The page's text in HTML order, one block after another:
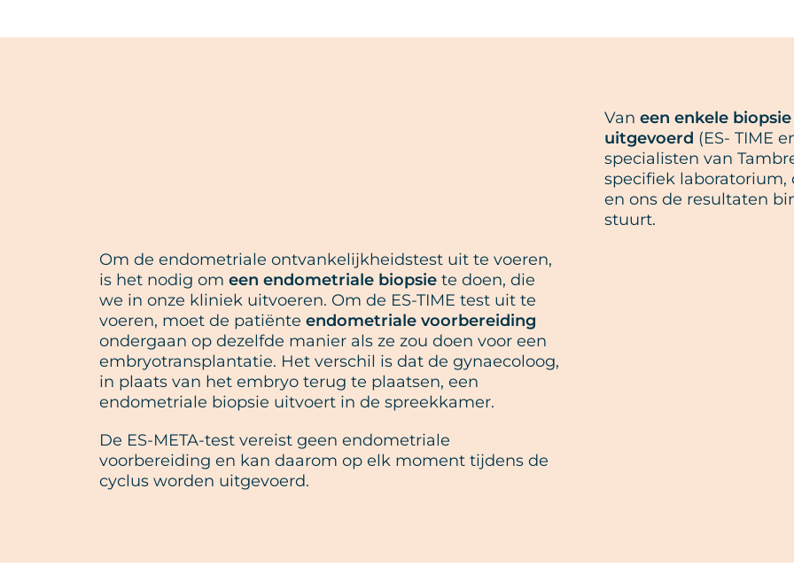
Om de endometriale ontvankelijkheidstest uit te voeren,
is het nodig om een endometriale biopsie te doen, die
we in onze kliniek uitvoeren. Om de ES-TIME test uit te
voeren, moet de patiënte endometriale voorbereiding
ondergaan op dezelfde manier als ze zou doen voor een
embryotransplantatie. Het verschil is dat de gynaecoloog,
in plaats van het embryo terug te plaatsen, een
endometriale biopsie uitvoert in de spreekkamer.
De ES-META-test vereist geen endometriale
voorbereiding en kan daarom op elk moment tijdens de
cyclus worden uitgevoerd.
Van een enkele
uitgevoerd (ES- TIME
specialisten van
specifiek
en ons de resultaten
stuurt.